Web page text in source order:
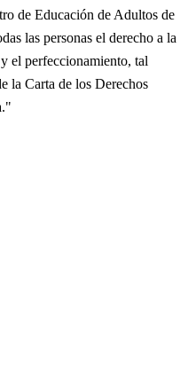
de Educación de Adultos de
las personas el derecho a la
el perfeccionamiento, tal
la Carta de los Derechos